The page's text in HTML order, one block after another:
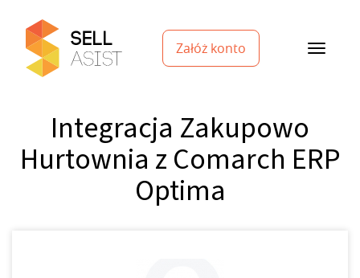
Załóż konto
Integracja Zakupowo
Hurtownia z Comarch ERP
Optima